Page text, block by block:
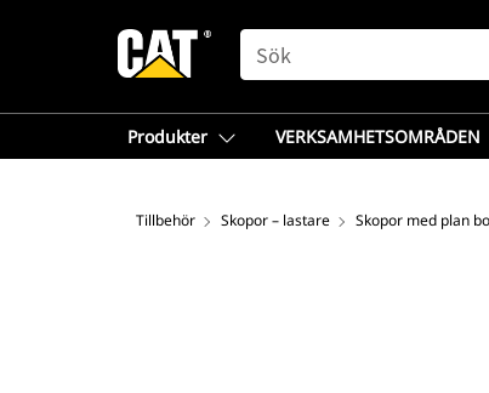
SEARCH
Produkter VERKSAMHETSOMRÅDEN
Tillbehör Skopor – lastare